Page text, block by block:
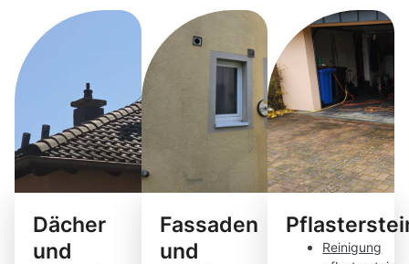
Dächer
und
Fassaden
und
Reinigung